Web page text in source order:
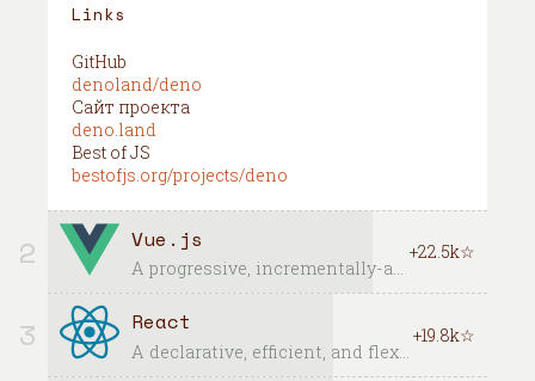
Links
GitHub
denoland/deno
Сайт проекта
deno.land
Best of JS
bestofjs.org/projects/deno
2 Vue.js
A progressive, incrementally-adoptable framework for building UI on the web
+22.5k☆
3 React +19.8k☆